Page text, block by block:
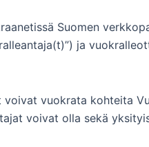
Suomen
ja
vuokrata kohteita
voivat olla sekä